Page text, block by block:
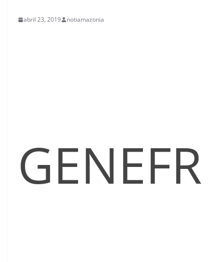
abril 23, 2019 notiamazonia
GENEFR